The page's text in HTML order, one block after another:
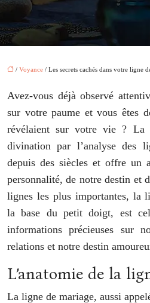
/ Voyance / Les secrets cachés dans votre ligne
Avez-vous déjà observé
sur votre paume et vous êtes
révélaient sur votre vie ? La
divination par l’analyse des
depuis des siècles et offre un
personnalité, de notre destin et
lignes les plus importantes, la
la base du petit doigt, est
informations précieuses sur
relations et notre destin
L’anatomie de la
La ligne de mariage, aussi